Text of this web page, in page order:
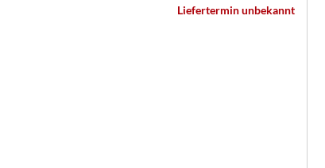
Liefertermin unbekannt